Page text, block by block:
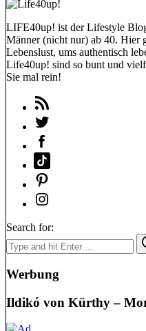
LIFE40up! ist der Lifestyle
Männer (nicht nur) ab 40. Hier
Lebenslust, ums authentisch
Life40up! sind so bunt und
Sie mal rein!
Search for:
Werbung
Ildikó von Kürthy –